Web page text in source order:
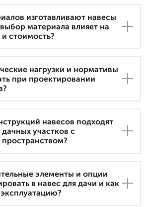
изготавливают навесы
материала влияет на
стоимость?
нагрузки и нормативы
при проектировании
навесов подходят
участков с
элементы и опции
в навес для дачи и как